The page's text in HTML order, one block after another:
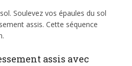
Soulevez vos épaules du sol
assis. Cette séquence
assis avec